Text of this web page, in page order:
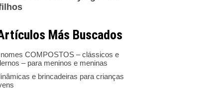
Más Buscados
COMPOSTOS – clássicos e
– para meninos e meninas
e brincadeiras para crianças